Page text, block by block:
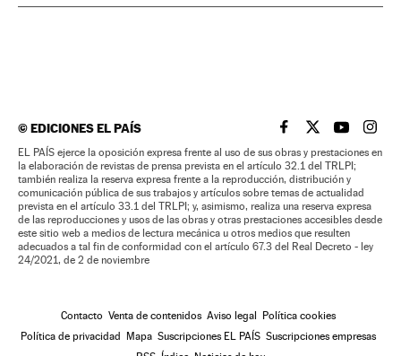
©EDICIONES EL PAÍS EL PAÍS BRASIL EN
EL PAÍSEL PAÍS
EL
EL PAÍS ejerce la oposición expresa frente al uso de sus obras y prestaciones en
la elaboración de revistas de prensa prevista en el artículo 32.1 del TRLPI;
también realiza la reserva expresa frente a la reproducción, distribución y
comunicación pública de sus trabajos y artículos sobre temas de actualidad
prevista en el artículo 33.1 del TRLPI; y, asimismo, realiza una reserva expresa
de las reproducciones y usos de las obras y otras prestaciones accesibles desde
este sitio web a medios de lectura mecánica u otros medios que resulten
adecuados a tal fin de conformidad con el artículo 67.3 del Real Decreto - ley
24/2021, de 2 de noviembre
Contacto Venta de contenidos Aviso legal Política cookies
Política de privacidad Mapa Suscripciones EL PAÍS Suscripciones empresas